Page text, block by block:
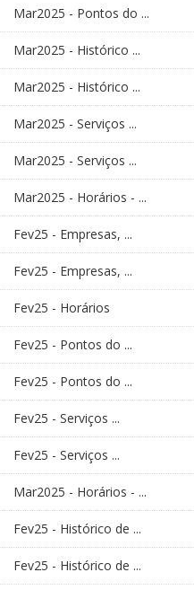
Mar2025 - Pontos do ...
Mar2025 - Histórico ...
Mar2025 - Histórico ...
Mar2025 - Serviços ...
Mar2025 - Serviços ...
Mar2025 - Horários - ...
Fev25 - Empresas, ...
Fev25 - Empresas, ...
Fev25 - Horários
Fev25 - Pontos do ...
Fev25 - Pontos do ...
Fev25 - Serviços ...
Fev25 - Serviços ...
Mar2025 - Horários - ...
Fev25 - Histórico de ...
Fev25 - Histórico de ...